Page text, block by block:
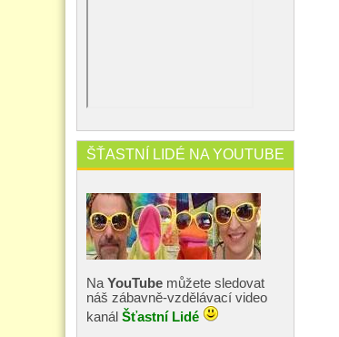
ŠŤASTNÍ LIDÉ NA YOUTUBE
Na YouTube můžete sledovat
náš zábavně-vzdělávací video
kanál Šťastní Lidé